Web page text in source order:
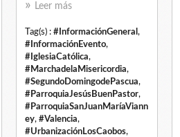
Leer más
Tag(s) : #InformaciónGeneral ,
#InformaciónEvento,
#IglesiaCatólica,
#MarchadelaMisericordia,
#SegundoDomingodePascua,
#ParroquiaJesúsBuenPastor,
#ParroquiaSanJuanMaríaViann
ey, #Valencia,
#UrbanizaciónLosCaobos,